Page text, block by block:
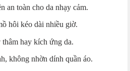
an toàn cho da nhạy cảm.
hôi kéo dài nhiều giờ.
hay kích ứng da.
không nhờn dính quần áo.